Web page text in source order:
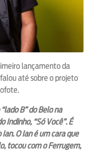
lançamento da
até sobre o projeto
B” do Belo na
Indinho, “Só Você”. É
O Ian é um cara que
tocou com o Ferrugem,